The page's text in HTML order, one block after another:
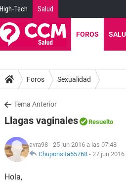
High-Tech Salud
FOROS
Foros Sexualidad
Tema Anterior
Llagas vaginales Resuelto
avra98 - 25 jun 2016 a las 07:48
Chuponsita55768 - 27 jun 2016
Hola,